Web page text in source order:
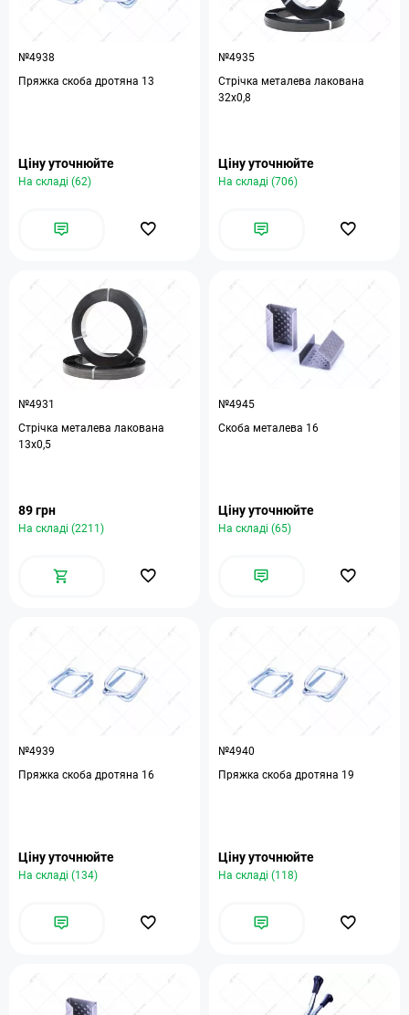
№4938
Пряжка скоба дротяна 13
Ціну уточнюйте
На складі (62)
№4935
Стрічка металева лакована
32х0,8
Ціну уточнюйте
На складі (706)
№4931
Стрічка металева лакована
13х0,5
89 грн
На складі (2211)
№4945
Скоба металева 16
Ціну уточнюйте
На складі (65)
№4939
Пряжка скоба дротяна 16
Ціну уточнюйте
На складі (134)
№4940
Пряжка скоба дротяна 19
Ціну уточнюйте
На складі (118)